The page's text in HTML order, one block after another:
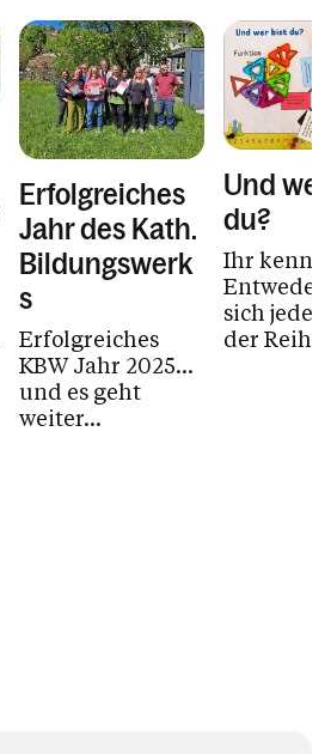
Erfolgreiches
Jahr des Kath.
Bildungswerk
s
Erfolgreiches
KBW Jahr 2025...
und es geht
weiter...
Und
du?
Ihr kennt
sich jede
der Reihe